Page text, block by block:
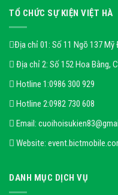
TỔ CHỨC SỰ KIỆN VIỆT HÀ
Địa chỉ 01: Số 11 Ngõ 137 Mỹ
Địa chỉ 2: Số 152 Hoa Bằng,
Hotline 1:0986 300 929
Hotline 2:0982 730 608
Email:
Website:
DANH MỤC DỊCH VỤ